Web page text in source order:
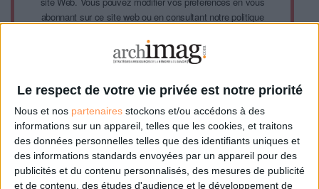
Le respect de votre vie privée est notre priorité
Nous et nos partenaires stockons et/ou accédons à des
informations sur un appareil, telles que les cookies, et traitons
des données personnelles telles que des identifiants uniques et
des informations standards envoyées par un appareil pour des
publicités et du contenu personnalisés, des mesures de publicité
et de contenu, des études d'audience et le développement de
abonnant sur ce site web ou en consultant notre politique
Déjà abonné.e ?Connectez-vous
Sur le même sujet:
L'intelligence artificielle : quel impact sur votre métier ?
Intelligence artificielle et sémantique : un couple sur le long terme ?
Intelligence artificielle : Facebook met son outil fastText en open source
Intelligence artificielle : "Demain, nous aurons tous un double dans le